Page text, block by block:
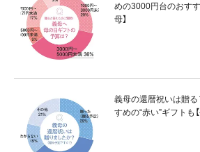
めの3000円台のおす
母】
義母の還暦祝いは贈
すめの“赤い”ギフトも